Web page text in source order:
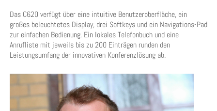
Das C620 verfügt über eine intuitive Benutzeroberfläche, ein
großes beleuchtetes Display, drei Softkeys und ein Navigations-Pad
zur einfachen Bedienung. Ein lokales Telefonbuch und eine
Anrufliste mit jeweils bis zu 200 Einträgen runden den
Leistungsumfang der innovativen Konferenzlösung ab.